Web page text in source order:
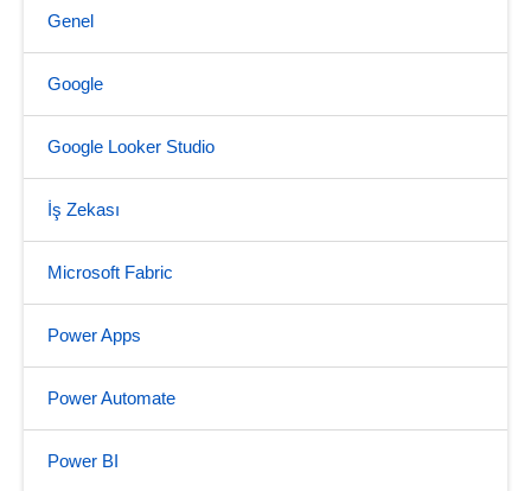
Genel
Google
Google Looker Studio
İş Zekası
Microsoft Fabric
Power Apps
Power Automate
Power BI